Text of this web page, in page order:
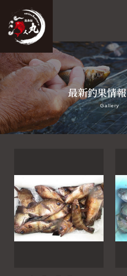
ホーム
システムご案内
最新釣果情報
アクセス
よくあるご質問
最新釣果情報
Gallery